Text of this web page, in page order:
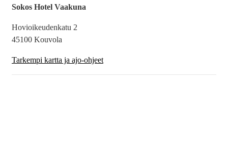
Sokos Hotel Vaakuna
Hovioikeudenkatu 2
45100 Kouvola
Tarkempi kartta ja ajo-ohjeet